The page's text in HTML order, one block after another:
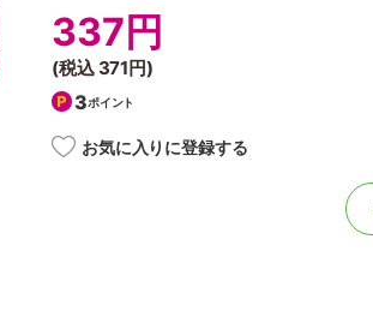
337円
(税込 371円)
3ポイント
お気に入りに登録する